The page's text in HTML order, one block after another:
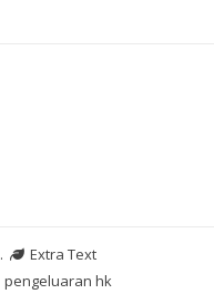
.
Extra Text
pengeluaran hk